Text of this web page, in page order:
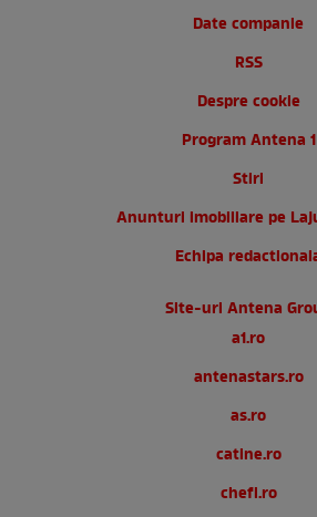
Date companie
RSS
Despre cookie
Program Antena 1
Stiri
Anunturi imobiliare pe
Echipa
Site-uri Antena
a1.ro
antenastars.ro
as.ro
catine.ro
chefi.ro